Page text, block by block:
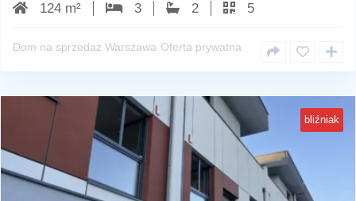
124 m² 3 2 5
Dom na sprzedaż Warszawa Oferta prywatna
bliźniak